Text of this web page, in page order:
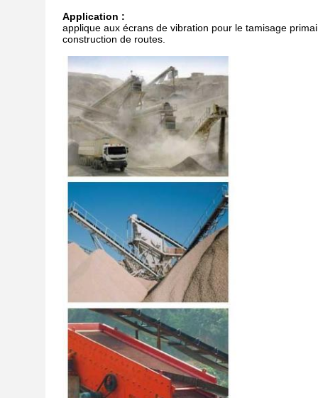
Application :
applique aux écrans de vibration pour le tamisage
construction de routes.